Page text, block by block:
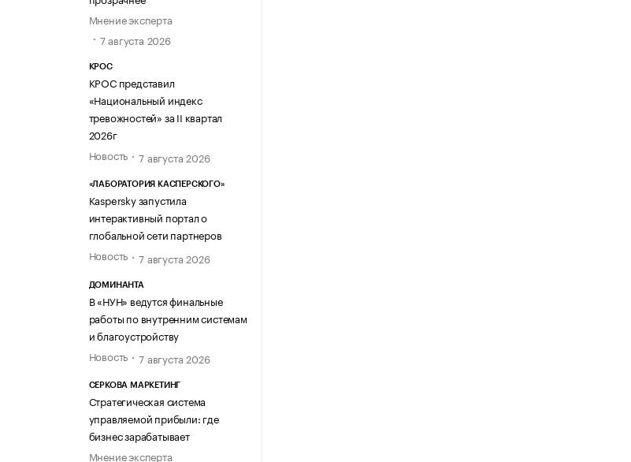
Мнение эксперта
7 августа 2026
КРОС
КРОС представил
«Национальный индекс
тревожностей» за II квартал
2026г
Новость
7 августа 2026
«ЛАБОРАТОРИЯ КАСПЕРСКОГО»
Kaspersky запустила
интерактивный портал о
глобальной сети партнеров
Новость
7 августа 2026
ДОМИНАНТА
В «НУН» ведутся финальные
работы по внутренним системам
и благоустройству
Новость
7 августа 2026
СЕРКОВА МАРКЕТИНГ
Стратегическая система
управляемой прибыли: где
бизнес зарабатывает
Мнение эксперта